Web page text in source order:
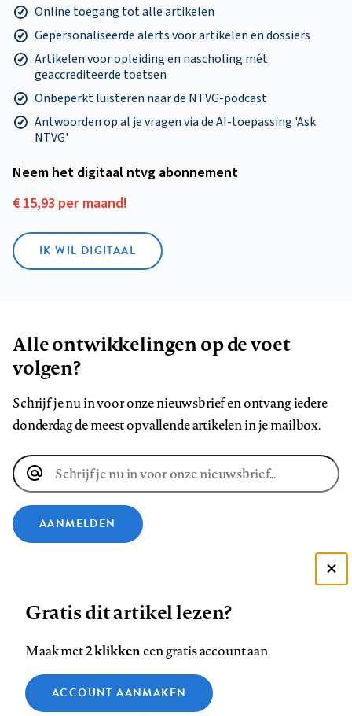
Online toegang tot alle artikelen
Gepersonaliseerde alerts voor artikelen en dossiers
Artikelen voor opleiding en nascholing mét
geaccrediteerde toetsen
Onbeperkt luisteren naar de NTVG-podcast
Antwoorden op al je vragen via de AI-toepassing 'Ask
NTVG'
Neem het digitaal ntvg abonnement
€ 15,93 per maand!
IK WIL DIGITAAL
Alle ontwikkelingen op de voet
volgen?
Schrijf je nu in voor onze nieuwsbrief en ontvang iedere
donderdag de meest opvallende artikelen in je mailbox.
E-
mailadres
AANMELDEN
ons
op
Facebook
ons
op
LinkedIn
ons
op
Bluesky
ons
op
Instagram
ons
op
YouTube
ons
Footer
Contact Colofon Disclaimer Privacy
Medische vragen verdienen
Zie onze cookie policy
Analytische cookies
Gratis dit artikel lezen?
Maak met2 klikkeneen gratis account aan
ACCOUNT AANMAKEN